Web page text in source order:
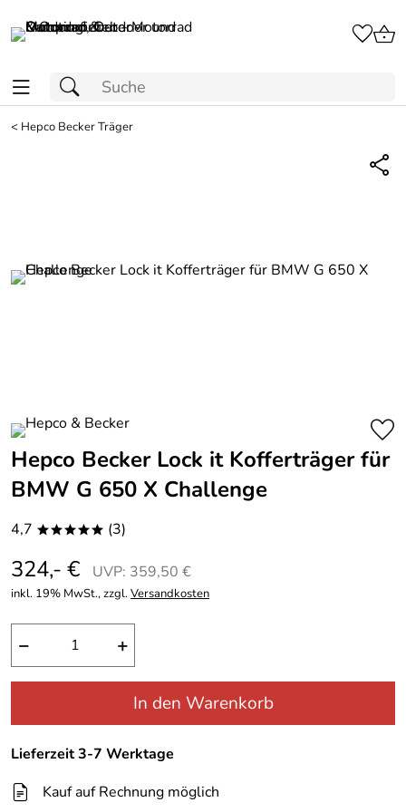
< Hepco Becker Träger
Hepco Becker Lock it Kofferträger für
BMW G 650 X Challenge
4,7 ***** (3)
324,- € UVP: 359,50 €
inkl. 19% MwSt., zzgl.Versandkosten
− +
In den Warenkorb
Lieferzeit 3-7 Werktage
Kauf auf Rechnung möglich